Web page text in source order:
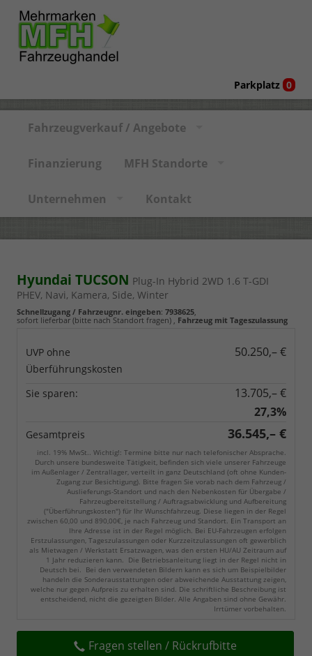
Parkplatz 0
Fahrzeugverkauf / Angebote
Finanzierung MFH Standorte
Unternehmen Kontakt
Hyundai TUCSON Plug-In Hybrid 2WD 1.6 T-GDI
PHEV, Navi, Kamera, Side, Winter
Schnellzugang / Fahrzeugnr. eingeben: 7938625
sofort lieferbar (bitte nach Standort fragen)
Fahrzeug mit Tageszulassung
UVP ohne
Überführungskosten
50.250,– €
Sie sparen:
13.705,– €
27,3%
Gesamtpreis 36.545,– €
incl. 19% MwSt.. Wichtig!: Termine bitte nur nach telefonischer Absprache.
Durch unsere bundesweite Tätigkeit, befinden sich viele unserer Fahrzeuge
im Außenlager / Zentrallager, verteilt in ganz Deutschland (oft ohne Kunden-
Zugang zur Besichtigung). Bitte fragen Sie vorab nach dem Fahrzeug /
Auslieferungs-Standort und nach den Nebenkosten für Übergabe /
Fahrzeugbereitstellung / Auftragsabwicklung und Aufbereitung
("Überführungskosten") für Ihr Wunschfahrzeug. Diese liegen in der Regel
zwischen 60,00 und 890,00€, je nach Fahrzeug und Standort. Ein Transport an
Ihre Adresse ist in der Regel möglich. Bei EU-Fahrzeugen erfolgen
Erstzulassungen, Tageszulassungen oder Kurzzeitzulassungen oft gewerblich
als Mietwagen / Werkstatt Ersatzwagen, was den ersten HU/AU Zeitraum auf
1 Jahr reduzieren kann. Die Betriebsanleitung liegt in der Regel nicht in
Deutsch bei. Bei den verwendeten Bildern kann es sich um Beispielbilder
handeln die Sonderausstattungen oder abweichende Ausstattung zeigen,
welche nur gegen Aufpreis zu erhalten sind. Die schriftliche Beschreibung ist
entscheidend, nicht die gezeigten Bilder. Alle Angaben sind ohne Gewähr.
Irrtümer vorbehalten.
Fragen stellen / Rückrufbitte